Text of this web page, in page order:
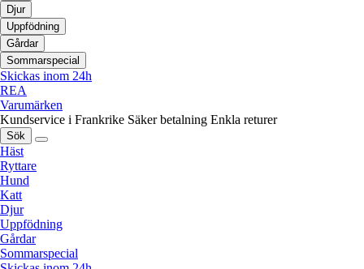
Djur
Uppfödning
Gårdar
Sommarspecial
Skickas inom 24h
REA
Varumärken
Kundservice i Frankrike Säker betalning Enkla returer
Sök
Häst
Ryttare
Hund
Katt
Djur
Uppfödning
Gårdar
Sommarspecial